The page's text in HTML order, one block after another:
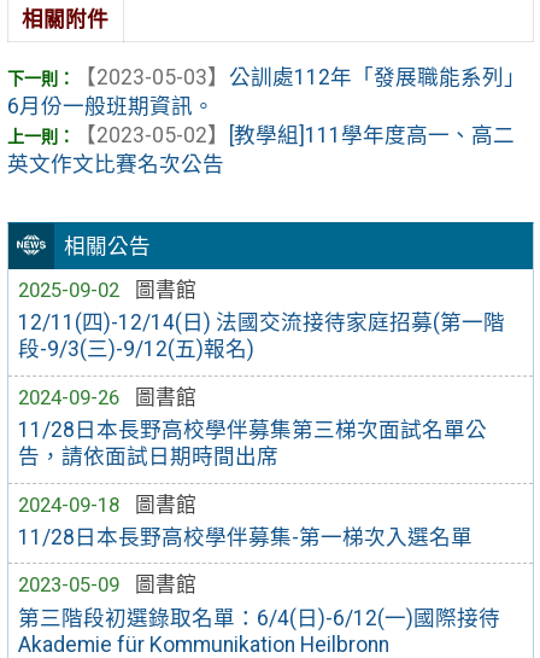
相關公告
2025-09-02
圖書館
12/11(四)-12/14(日) 法國交流接待家庭招募(第一階
段-9/3(三)-9/12(五)報名)
2024-09-26
圖書館
11/28日本長野高校學伴募集第三梯次面試名單公
告，請依面試日期時間出席
2024-09-18
圖書館
11/28日本長野高校學伴募集-第一梯次入選名單
2023-05-09
圖書館
第三階段初選錄取名單：6/4(日)-6/12(一)國際接待
Akademie für Kommunikation Heilbronn
相關附件
【2023-05-03】 公訓處112年「發展職能系列」
6月份一般班期資訊。
【2023-05-02】
[教學組]111學年度高一、高二
英文作文比賽名次公告